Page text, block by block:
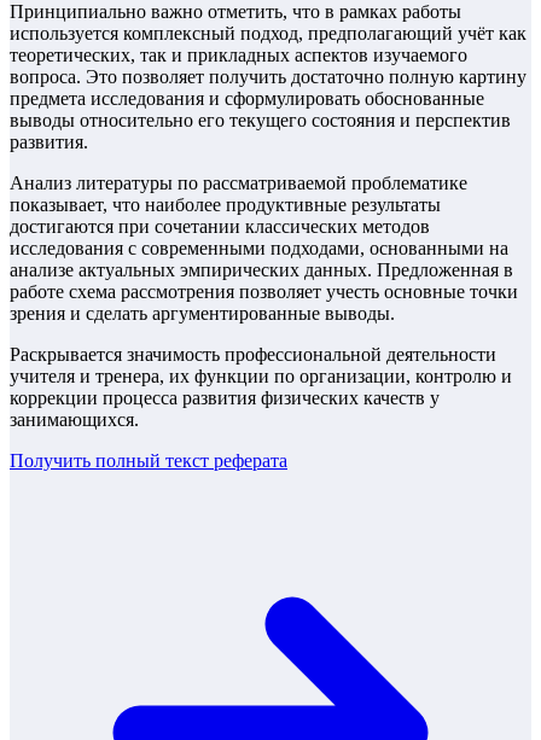
Принципиально важно отметить, что в рамках работы
используется комплексный подход, предполагающий учёт как
теоретических, так и прикладных аспектов изучаемого
вопроса. Это позволяет получить достаточно полную картину
предмета исследования и сформулировать обоснованные
выводы относительно его текущего состояния и перспектив
развития.
Анализ литературы по рассматриваемой проблематике
показывает, что наиболее продуктивные результаты
достигаются при сочетании классических методов
исследования с современными подходами, основанными на
анализе актуальных эмпирических данных. Предложенная в
работе схема рассмотрения позволяет учесть основные точки
зрения и сделать аргументированные выводы.
Раскрывается значимость профессиональной деятельности
учителя и тренера, их функции по организации, контролю и
коррекции процесса развития физических качеств у
занимающихся.
Получить полный текст реферата